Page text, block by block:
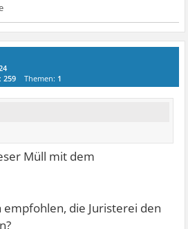
259 Themen: 1
Müll mit dem
empfohlen, die Juristerei den